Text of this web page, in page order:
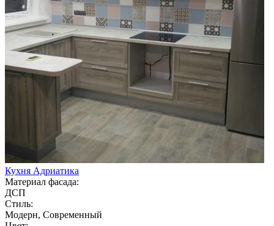
Кухня Адриатика
Материал фасада:
ДСП
Стиль:
Модерн, Современный